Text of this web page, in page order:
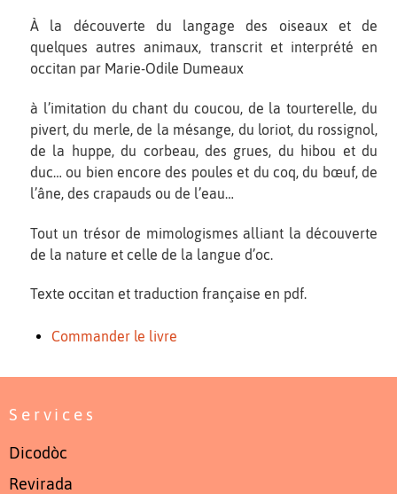
À la découverte du langage des oiseaux et de
quelques autres animaux, transcrit et interprété en
occitan par Marie-Odile Dumeaux
à l’imitation du chant du coucou, de la tourterelle, du
pivert, du merle, de la mésange, du loriot, du rossignol,
de la huppe, du corbeau, des grues, du hibou et du
duc… ou bien encore des poules et du coq, du bœuf, de
l’âne, des crapauds ou de l’eau…
Tout un trésor de mimologismes alliant la découverte
de la nature et celle de la langue d’oc.
Texte occitan et traduction française en pdf.
Commander le livre
Services
Dicodòc
Revirada